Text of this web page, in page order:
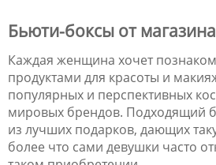
Бьюти-боксы от
Каждая женщина хочет
продуктами для красоты и
популярных и перспективных
мировых брендов. Подходящий
из лучших подарков, дающих
более что сами девушки часто